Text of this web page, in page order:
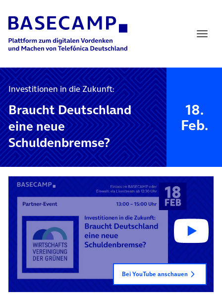
Main Navigation
Investitionen in die Zukunft:
Braucht Deutschland
eine neue
Schuldenbremse?
18.
Feb.
Bei YouTube anschauen